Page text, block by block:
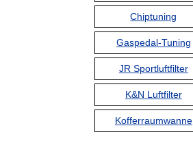
Chiptuning
Gaspedal-Tuning
JR Sportluftfilter
K&N Luftfilter
Kofferraumwanne